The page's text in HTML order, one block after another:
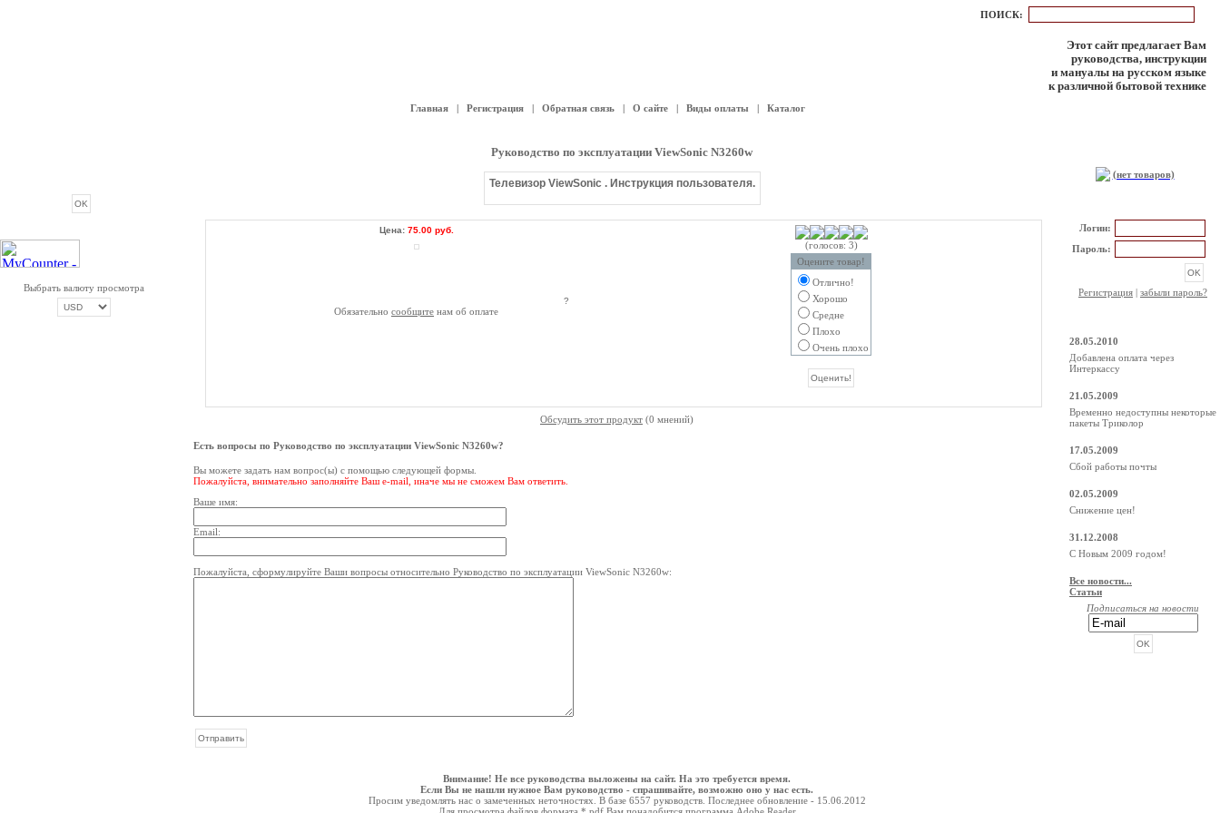
ПОИСК:
Этот сайт предлагает Вам
руководства, инструкции
и мануалы на русском языке
к различной бытовой технике
Главная| Регистрация| Обратная связь| О сайте| Виды оплаты | Каталог
Выбрать валюту просмотра
Руководство по эксплуатации ViewSonic N3260w
Телевизор ViewSonic . Инструкция пользователя.
Цена: 75.00 руб.
?
Обязательно сообщите нам об оплате
(голосов: 3)
Оцените товар!
Отлично!
Хорошо
Средне
Плохо
Очень плохо
Обсудить этот продукт (0 мнений)
Есть вопросы по Руководство по эксплуатации ViewSonic N3260w?
Вы можете задать нам вопрос(ы) с помощью следующей формы.
Пожалуйста, внимательно заполняйте Ваш e-mail, иначе мы не сможем Вам ответить.
Ваше имя:
Email:
Пожалуйста, сформулируйте Ваши вопросы относительно Руководство по эксплуатации ViewSonic N3260w:
Внимание! Не все руководства выложены на сайт. На это требуется время.
Если Вы не нашли нужное Вам руководство - спрашивайте, возможно оно у нас есть.
Просим уведомлять нас о замеченных неточностях. В базе 6557 руководств. Последнее обновление - 15.06.2012
(нет товаров)
Логин:
Пароль:
Регистрация | забыли пароль?
28.05.2010
Добавлена оплата через
Интеркассу
21.05.2009
Временно недоступны некоторые
пакеты Триколор
17.05.2009
Сбой работы почты
02.05.2009
Снижение цен!
31.12.2008
С Новым 2009 годом!
Все новости...
Статьи
Подписаться на новости